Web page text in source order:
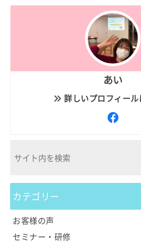
あい
詳しいプロフィール
カテゴリー
お客様の声
セミナー・研修